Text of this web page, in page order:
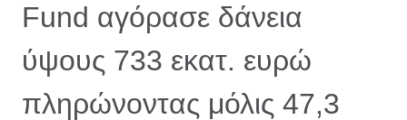
Fund αγόρασε δάνεια
ύψους 733 εκατ. ευρώ
πληρώνοντας μόλις 47,3